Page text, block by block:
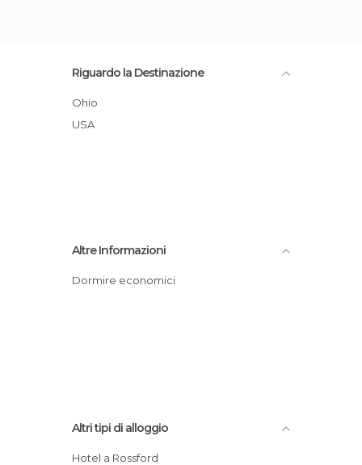
Riguardo la Destinazione
Ohio
USA
Altre Informazioni
Dormire economici
Altri tipi di alloggio
Hotel a Rossford